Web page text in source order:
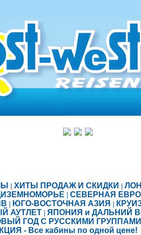
ХИТЫ ПРОДАЖ И СКИДКИ
СЕВЕРНАЯ
ЮГО-ВОСТОЧНАЯ АЗИЯ
АУТЛЕТ
ЯПОНИЯ и ДАЛЬНИЙ
ГОД С РУССКИМИ ГРУППАМИ
- Все кабины по одной цене!